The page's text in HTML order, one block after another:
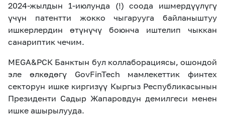
2024-жылдын 1-июлунда (!) соода ишмердүүлүгү
үчүн патентти жокко чыгарууга байланыштуу
ишкерлердин өтүнүчү боюнча иштелип чыккан
санариптик чечим.
MEGA&РСК Банктын бул коллаборациясы, ошондой
эле өлкөдөгү GovFinTech мамлекеттик финтех
секторун ишке киргизүү Кыргыз Республикасынын
Президенти Садыр Жапаровдун демилгеси менен
ишке ашырылууда.